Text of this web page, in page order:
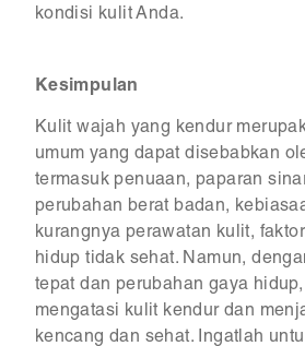
kondisi kulit Anda.
Kesimpulan
Kulit wajah yang kendur
umum yang dapat disebabkan
termasuk penuaan, paparan
perubahan berat badan,
kurangnya perawatan kulit,
hidup tidak sehat. Namun,
tepat dan perubahan gaya
mengatasi kulit kendur dan
kencang dan sehat. Ingatlah